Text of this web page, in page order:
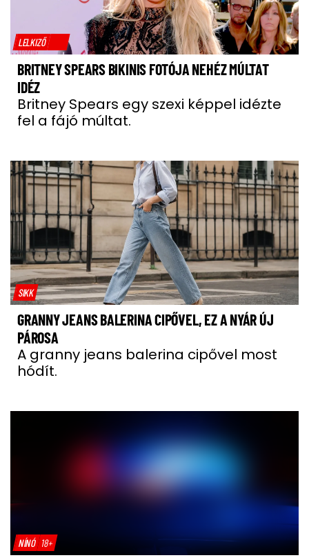
LELKIZŐ
BRITNEY SPEARS BIKINIS FOTÓJA NEHÉZ MÚLTAT
IDÉZ
Britney Spears egy szexi képpel idézte
fel a fájó múltat.
SIKK
GRANNY JEANS BALERINA CIPŐVEL, EZ A NYÁR ÚJ
PÁROSA
A granny jeans balerina cipővel most
hódít.
NÍNÓ 18+